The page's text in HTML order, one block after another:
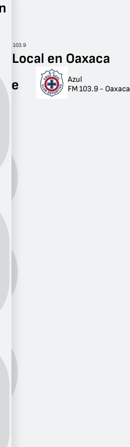
FM 103.9
Local en Oaxaca
de
Azul
FM 103.9 - Oaxaca